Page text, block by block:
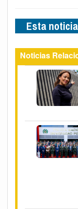
Esta
Noticias